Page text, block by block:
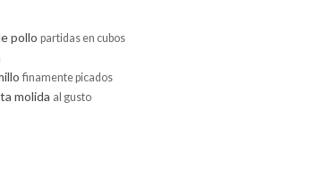
pollo partidas en cubos
finamente picados
molida al gusto